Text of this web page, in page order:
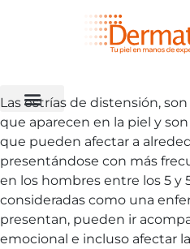
Las estrías de distensión,
que aparecen en la piel y
que pueden afectar a
presentándose con más
en los hombres entre los 5 y
consideradas como una
presentan, pueden ir
emocional e incluso afectar